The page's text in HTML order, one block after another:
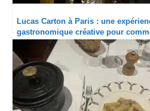
Lucas Carton à Paris : une
gastronomique créative pour